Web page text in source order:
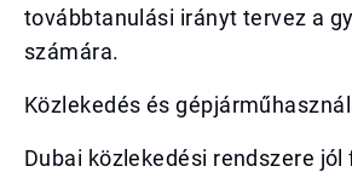
továbbtanulási irányt tervez a
számára.
Közlekedés és
Dubai közlekedési rendszere